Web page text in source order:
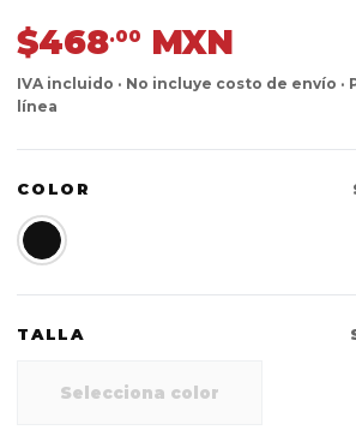
$468.00 MXN
IVA incluido · No incluye costo de envío ·
línea
COLOR
TALLA
Selecciona color